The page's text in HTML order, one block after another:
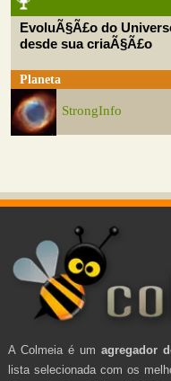
EvoluÃ§Ã£o do
desde sua criaÃ§Ã£o
Planeta
StrongInfo
A Colmeia é um agregador
lista selecionada com os